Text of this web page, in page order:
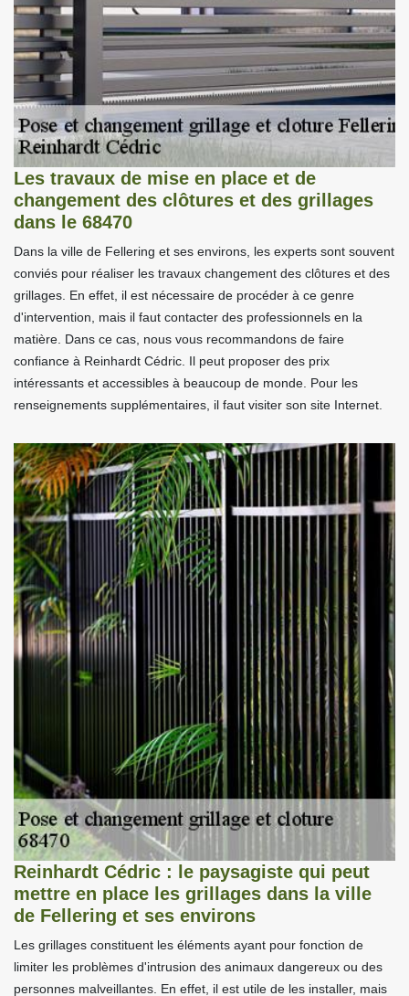
Les travaux de mise en place et de
changement des clôtures et des grillages
dans le 68470
Dans la ville de Fellering et ses environs, les experts sont souvent
conviés pour réaliser les travaux changement des clôtures et des
grillages. En effet, il est nécessaire de procéder à ce genre
d'intervention, mais il faut contacter des professionnels en la
matière. Dans ce cas, nous vous recommandons de faire
confiance à Reinhardt Cédric. Il peut proposer des prix
intéressants et accessibles à beaucoup de monde. Pour les
renseignements supplémentaires, il faut visiter son site Internet.
Reinhardt Cédric : le paysagiste qui peut
mettre en place les grillages dans la ville
de Fellering et ses environs
Les grillages constituent les éléments ayant pour fonction de
limiter les problèmes d'intrusion des animaux dangereux ou des
personnes malveillantes. En effet, il est utile de les installer, mais